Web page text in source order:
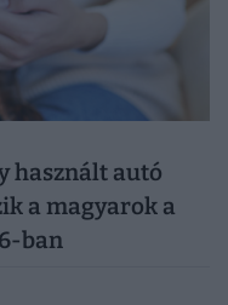
használt autó
a magyarok a
ban